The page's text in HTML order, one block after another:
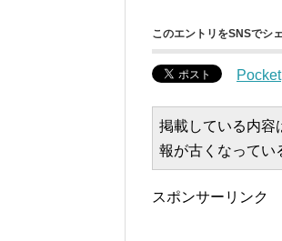
このエントリをSNSでシ
Pocket
掲載している内容
報が古くなってい
スポンサーリンク